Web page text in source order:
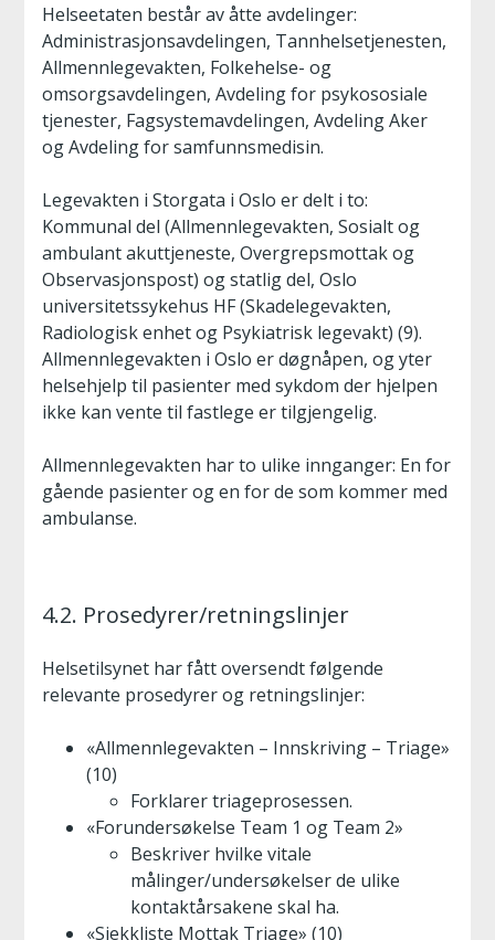
Helseetaten består av åtte avdelinger:
Administrasjonsavdelingen, Tannhelsetjenesten,
Allmennlegevakten, Folkehelse- og
omsorgsavdelingen, Avdeling for psykososiale
tjenester, Fagsystemavdelingen, Avdeling Aker
og Avdeling for samfunnsmedisin.
Legevakten i Storgata i Oslo er delt i to:
Kommunal del (Allmennlegevakten, Sosialt og
ambulant akuttjeneste, Overgrepsmottak og
Observasjonspost) og statlig del, Oslo
universitetssykehus HF (Skadelegevakten,
Radiologisk enhet og Psykiatrisk legevakt) (9).
Allmennlegevakten i Oslo er døgnåpen, og yter
helsehjelp til pasienter med sykdom der hjelpen
ikke kan vente til fastlege er tilgjengelig.
Allmennlegevakten har to ulike innganger: En for
gående pasienter og en for de som kommer med
ambulanse.
4.2. Prosedyrer/retningslinjer
Helsetilsynet har fått oversendt følgende
relevante prosedyrer og retningslinjer:
«Allmennlegevakten – Innskriving – Triage»
(10)
Forklarer triageprosessen.
«Forundersøkelse Team 1 og Team 2»
Beskriver hvilke vitale
målinger/undersøkelser de ulike
kontaktårsakene skal ha.
«Sjekkliste Mottak Triage» (10)